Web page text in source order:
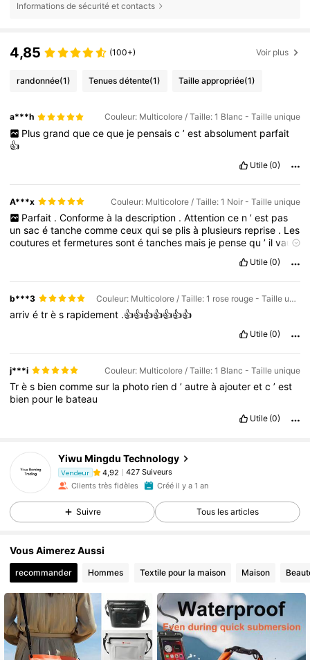
Informations de sécurité et contacts
4,85 (100+) Voir plus
randonnée(1) Tenues détente(1) Taille appropriée(1)
a***h Couleur: Multicolore / Taille: 1 Blanc - Taille unique
Plus grand que ce que je pensais c ’ est absolument parfait
👍
Utile (0)
A***x Couleur: Multicolore / Taille: 1 Noir - Taille unique
Parfait . Conforme à la description . Attention ce n ’ est pas
unsacétanchecommeceuxquise plisà plusieurs reprise . Les
couturesetfermeturessontétanches mais je pensequ’ ilvaut
Utile (0)
b***3 Couleur: Multicolore / Taille: 1 rose rouge - Taille unique
arrivétrès rapidement .👍👍👍👍👍👍👍
Utile (0)
j***i Couleur: Multicolore / Taille: 1 Blanc - Taille unique
Très biencommesur la photo riend’autreàajouteretc’est
bien pour le bateau
Utile (0)
Yiwu Mingdu Technology
Vendeur 4,92
427 Suiveurs
Clients très fidèles
Créé il y a 1 an
Suivre Tous les articles
Vous Aimerez Aussi
recommander Hommes Textile pour la maison Maison